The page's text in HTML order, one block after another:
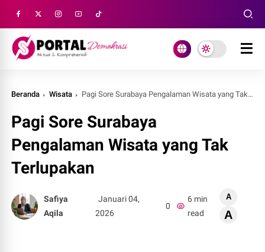
Beranda Wisata Pagi Sore Surabaya Pengalaman Wisata yang Tak Terlupakan
Pagi Sore Surabaya
Pengalaman Wisata yang Tak
Terlupakan
Safiya
Aqila
Januari 04,
2026
0
6 min
read
A
A